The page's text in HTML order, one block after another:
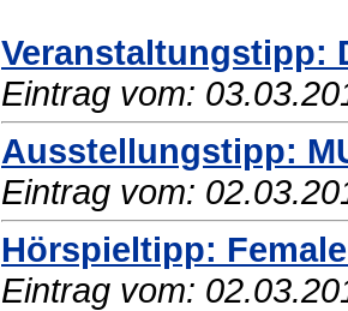
Veranstaltungstipp:
Eintrag vom:
Ausstellungstipp:
Eintrag vom:
Hörspieltipp:
Eintrag vom: